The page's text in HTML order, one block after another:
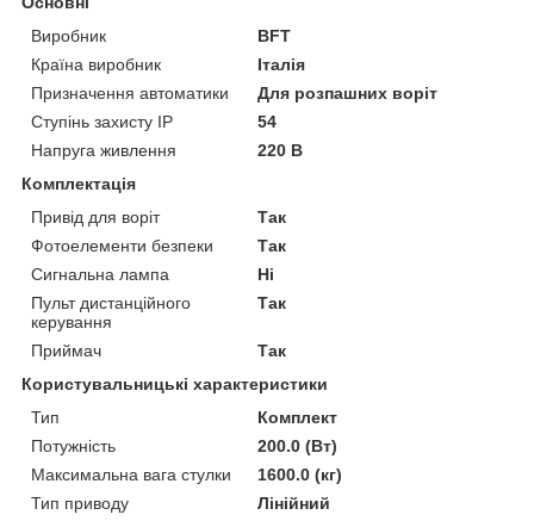
Виробник
BFT
Країна виробник
Італія
Призначення автоматики
Для розпашних воріт
Ступінь захисту IP
54
Напруга живлення
220 В
Комплектація
Привід для воріт
Так
Фотоелементи безпеки
Так
Сигнальна лампа
Ні
Пульт дистанційного
керування
Так
Приймач
Так
Користувальницькі характеристики
Тип
Комплект
Потужність
200.0 (Вт)
Максимальна вага стулки
1600.0 (кг)
Тип приводу
Лінійний